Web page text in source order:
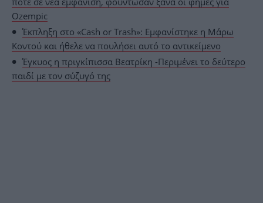
Ozempic
Έκπληξη στο «Cash or Trash»: Εμφανίστηκε η Μάρω
Κοντού και ήθελε να πουλήσει αυτό το αντικείμενο
Έγκυος η πριγκίπισσα Βεατρίκη -Περιμένει το δεύτερο
παιδί με τον σύζυγό της